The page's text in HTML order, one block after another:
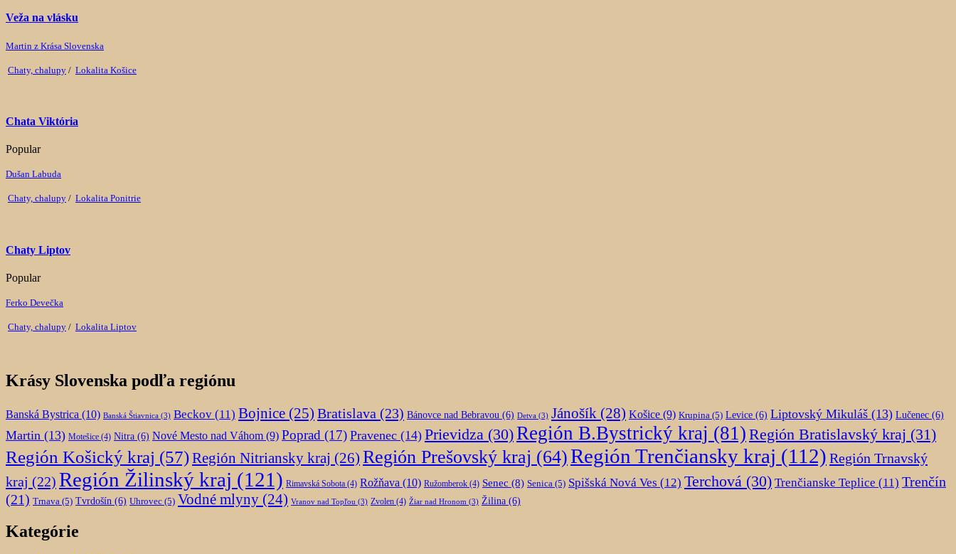
Veža na vlásku
Martin z Krása Slovenska
Chaty, chalupy / Lokalita Košice
Chata Viktória
Popular
Dušan Labuda
Chaty, chalupy / Lokalita Ponitrie
Chaty Liptov
Popular
Ferko Devečka
Chaty, chalupy / Lokalita Liptov
Krásy Slovenska podľa regiónu
Banská Bystrica (10) Banská Štiavnica (3) Beckov (11) Bojnice (25) Bratislava (23) Bánovce nad Bebravou (6) Detva (3) Jánošík (28) Košice (9) Krupina (5) Levice (6) Liptovský Mikuláš (13) Lučenec (6)
Martin (13) Motešice (4) Nitra (6) Nové Mesto nad Váhom (9) Poprad (17) Pravenec (14) Prievidza (30)Región B.Bystrický kraj (81) Región Bratislavský kraj (31)
Región Košický kraj (57)Región Nitriansky kraj (26) Región Prešovský kraj (64)Región Trenčiansky kraj (112) Región Trnavský
kraj (22) Región Žilinský kraj (121) Rimavská Sobota (4) Rožňava (10) Ružomberok (4) Senec (8) Senica (5) Spišská Nová Ves (12) Terchová (30) Trenčianske Teplice (11) Trenčín
(21) Trnava (5) Tvrdošín (6) Uhrovec (5) Vodné mlyny (24) Vranov nad Topľou (3) Zvolen (4) Žiar nad Hronom (3) Žilina (6)
Kategórie